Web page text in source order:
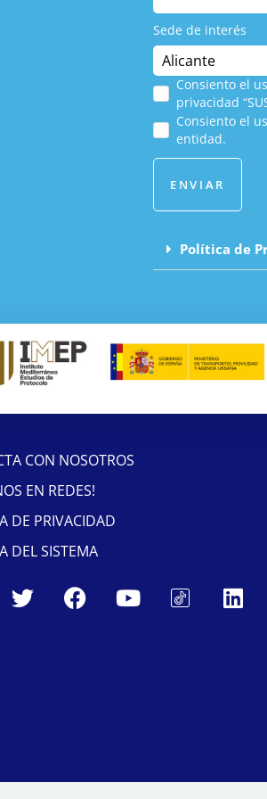
Sede de interés
Consiento el
privacidad
Consiento el
entidad.
ENVIAR
Política de
CON NOSOTROS
EN REDES!
DE PRIVACIDAD
DEL SISTEMA